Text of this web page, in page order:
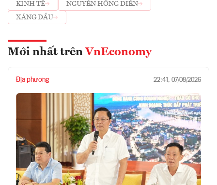
KINH TẾ
NGUYỄN HỒNG DIÊN
XĂNG DẦU
Mới nhất trên VnEconomy
Địa phương 22:41, 07/08/2026